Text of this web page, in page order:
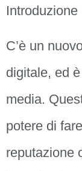
Introduzione
C’è un
digitale, ed
media.
potere di
reputazione